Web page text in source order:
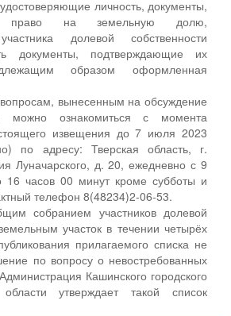
личность, документы,
право на земельную долю,
долевой собственности
документы, подтверждающие их
образом оформленная
вынесенным на обсуждение
можно ознакомиться с момента
извещения до 7 июля 2023
по адресу: Тверская область, г.
Луначарского, д. 20, ежедневно с 9
16 часов 00 минут кроме субботы и
телефон 8(48234)2-06-53.
собранием участников долевой
участок в течении четырёх
прилагаемого списка не
по вопросу о невостребованных
Кашинского городского
утверждает такой список